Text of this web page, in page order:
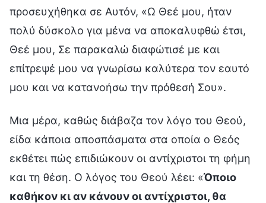
προσευχήθηκα σε Αυτόν, «Ω Θεέ μου, ήταν
πολύ δύσκολο για μένα να αποκαλυφθώ έτσι,
Θεέ μου, Σε παρακαλώ διαφώτισέ με και
επίτρεψέ μου να γνωρίσω καλύτερα τον εαυτό
μου και να κατανοήσω την πρόθεσή Σου».
Μια μέρα, καθώς διάβαζα τον λόγο του Θεού,
είδα κάποια αποσπάσματα στα οποία ο Θεός
εκθέτει πώς επιδιώκουν οι αντίχριστοι τη φήμη
και τη θέση. Ο λόγος του Θεού λέει: «Όποιο
καθήκον κι αν κάνουν οι αντίχριστοι, θα